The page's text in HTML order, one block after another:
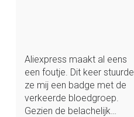
Aliexpress maakt al eens
een foutje. Dit keer stuurde
ze mij een badge met de
verkeerde bloedgroep.
Gezien de belachelijk…